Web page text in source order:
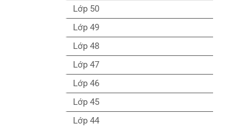
Lớp 50
Lớp 49
Lớp 48
Lớp 47
Lớp 46
Lớp 45
Lớp 44